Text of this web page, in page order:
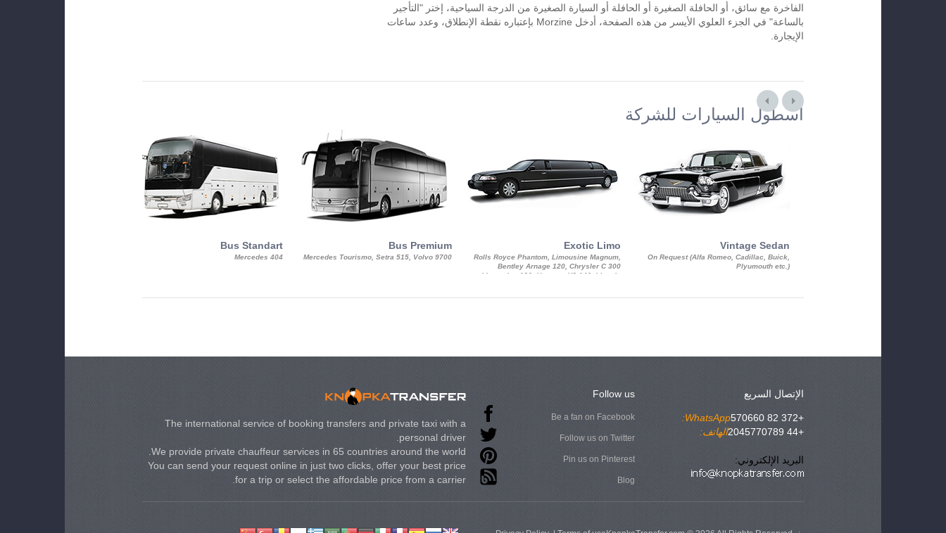
الفاخرة مع سائق، أو الحافلة الصغيرة أو الحافلة أو السيارة الصغيرة من الدرجة السياحية، إختر "التأجير
بالساعة" في الجزء العلوي الأيسر من هذه الصفحة، أدخل Morzine بإعتباره نقطة الإنطلاق، وعدد ساعات
الإيجارة.
أسطول السيارات للشركة
Bus Standart
Mercedes 404
Bus Premium
Mercedes Tourismo, Setra 515, Volvo 9700
Exotic Limo
Rolls Royce Phantom, Limousine Magnum,
Bentley Arnage 120, Chrysler C 300
Limousine 130, Hummer H3 140, Lincoln
Vintage Sedan
On Request (Alfa Romeo, Cadillac, Buick,
Plyumouth etc.)
The international service of booking transfers and private taxi with a
personal driver.
We provide private chauffeur services in 65 countries around the world.
You can send your request online in just two clicks, offer your best price
for a trip or select the affordable price from a carrier.
Follow us
Be a fan on Facebook
Follow us on Twitter
Pin us on Pinterest
Blog
الإتصال السريع
WhatsApp:
+372 82 570660
الهاتف:
+44 2045770789
البريد الإلكتروني: